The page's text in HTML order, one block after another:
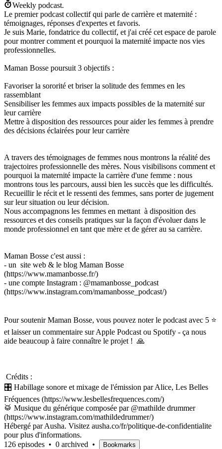
Weekly podcast.
Le premier podcast collectif qui parle de carrière et maternité :
témoignages, réponses d'expertes et favoris.
Je suis Marie, fondatrice du collectif, et j'ai créé cet espace de parole
pour montrer comment et pourquoi la maternité impacte nos vies
professionnelles.
Maman Bosse poursuit 3 objectifs :
Favoriser la sororité et briser la solitude des femmes en les
rassemblant
Sensibiliser les femmes aux impacts possibles de la maternité sur
leur carrière
Mettre à disposition des ressources pour aider les femmes à prendre
des décisions éclairées pour leur carrière
A travers des témoignages de femmes nous montrons la réalité des
trajectoires professionnelle des mères. Nous visibilisons comment et
pourquoi la maternité impacte la carrière d'une femme : nous
montrons tous les parcours, aussi bien les succès que les difficultés.
Recueillir le récit et le ressenti des femmes, sans porter de jugement
sur leur situation ou leur décision.
Nous accompagnons les femmes en mettant à disposition des
ressources et des conseils pratiques sur la façon d'évoluer dans le
monde professionnel en tant que mère et de gérer au sa carrière.
Maman Bosse c'est aussi :
- un site web & le blog Maman Bosse
(https://www.mamanbosse.fr/)
- une compte Instagram : @mamanbosse_podcast
(https://www.instagram.com/mamanbosse_podcast/)
Pour soutenir Maman Bosse, vous pouvez noter le podcast avec 5 ⭐
et laisser un commentaire sur Apple Podcast ou Spotify - ça nous
aide beaucoup à faire connaître le projet ! 🙏
Crédits :
🎛️ Habillage sonore et mixage de l'émission par Alice, Les Belles
Fréquences (https://www.lesbellesfrequences.com/)
🥁 Musique du générique composée par @mathilde drummer
(https://www.instagram.com/mathildedrummer/)
Hébergé par Ausha. Visitez ausha.co/fr/politique-de-confidentialite
pour plus d'informations.
126 episodes • 0 archived • Bookmarks